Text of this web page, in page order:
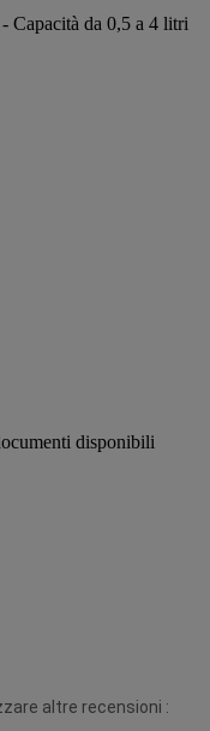
Capacità da 0,5 a 4 litri
disponibili